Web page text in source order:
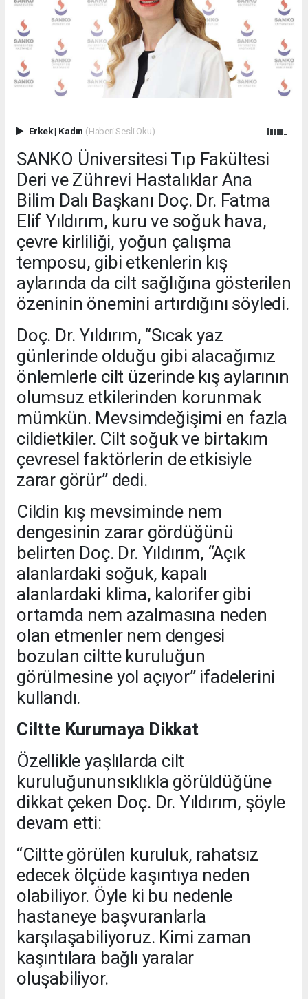
Erkek| Kadın (Haberi Sesli Oku)
SANKO Üniversitesi Tıp Fakültesi
Deri ve Zührevi Hastalıklar Ana
Bilim Dalı Başkanı Doç. Dr. Fatma
Elif Yıldırım, kuru ve soğuk hava,
çevre kirliliği, yoğun çalışma
temposu, gibi etkenlerin kış
aylarında da cilt sağlığına gösterilen
özeninin önemini artırdığını söyledi.
Doç. Dr. Yıldırım, “Sıcak yaz
günlerinde olduğu gibi alacağımız
önlemlerle cilt üzerinde kış aylarının
olumsuz etkilerinden korunmak
mümkün. Mevsimdeğişimi en fazla
cildietkiler. Cilt soğuk ve birtakım
çevresel faktörlerin de etkisiyle
zarar görür” dedi.
Cildin kış mevsiminde nem
dengesinin zarar gördüğünü
belirten Doç. Dr. Yıldırım, “Açık
alanlardaki soğuk, kapalı
alanlardaki klima, kalorifer gibi
ortamda nem azalmasına neden
olan etmenler nem dengesi
bozulan ciltte kuruluğun
görülmesine yol açıyor” ifadelerini
kullandı.
Ciltte Kurumaya Dikkat
Özellikle yaşlılarda cilt
kuruluğununsıklıkla görüldüğüne
dikkat çeken Doç. Dr. Yıldırım, şöyle
devam etti:
“Ciltte görülen kuruluk, rahatsız
edecek ölçüde kaşıntıya neden
olabiliyor. Öyle ki bu nedenle
hastaneye başvuranlarla
karşılaşabiliyoruz. Kimi zaman
kaşıntılara bağlı yaralar
oluşabiliyor.